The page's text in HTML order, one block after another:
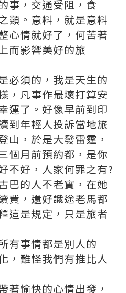
事，交通受阻，食
類。意料，就是意料
心情就好了，何苦著
而影響美好的旅
必須的，我是天生的
，凡事作最壞打算安
運了。好像早前到印
到年輕人投訴當地旅
山，於是大發雷霆，
個月前預約都，是你
不好，人家何罪之有?
巴的人不老實，在她
費，還好識途老馬都
這是規定，只是旅者
有事情都是別人的
，難怪我們有推比人
著愉快的心情出發，